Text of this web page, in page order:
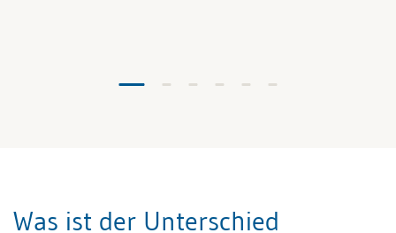
Was ist der Unterschied